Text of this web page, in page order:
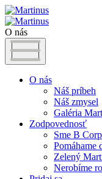
O nás
O nás
Náš príbeh
Náš zmysel
Galéria
Zodpovednosť
Sme B Corp
Pomáhame
Zelený
Nerobíme